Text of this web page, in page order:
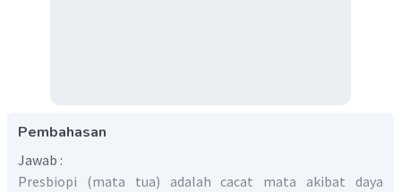
Pembahasan
Jawab :
Presbiopi (mata tua) adalah cacat mata akibat daya